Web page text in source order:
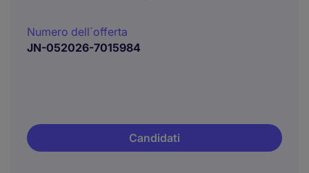
Numero dell´offerta
JN-052026-7015984
Candidati